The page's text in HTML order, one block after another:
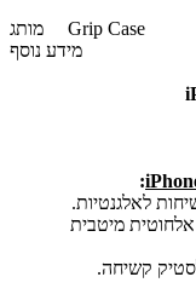
מותג Grip Case
מידע נוסף
:
לאלגנטיות.
מיטבית